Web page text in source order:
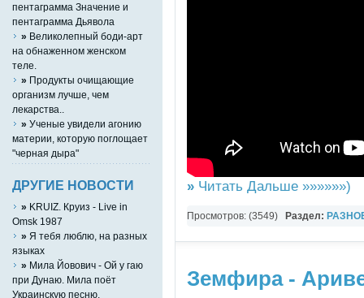
» Читать Дальше »»»»»»)
Просмотров: (3549) Раздел:
Земфира -
пентаграмма Значение и
пентаграмма Дьявола
» Великолепный боди-арт
на обнаженном женском
теле.
» Продукты очищающие
организм лучше, чем
лекарства..
» Ученые увидели агонию
материи, которую поглощает
"черная дыра"
ДРУГИЕ НОВОСТИ
» KRUIZ. Круиз - Live in
Omsk 1987
» Я тебя люблю, на разных
языках
» Мила Йовович - Ой у гаю
при Дунаю. Мила поёт
Украинскую песню.